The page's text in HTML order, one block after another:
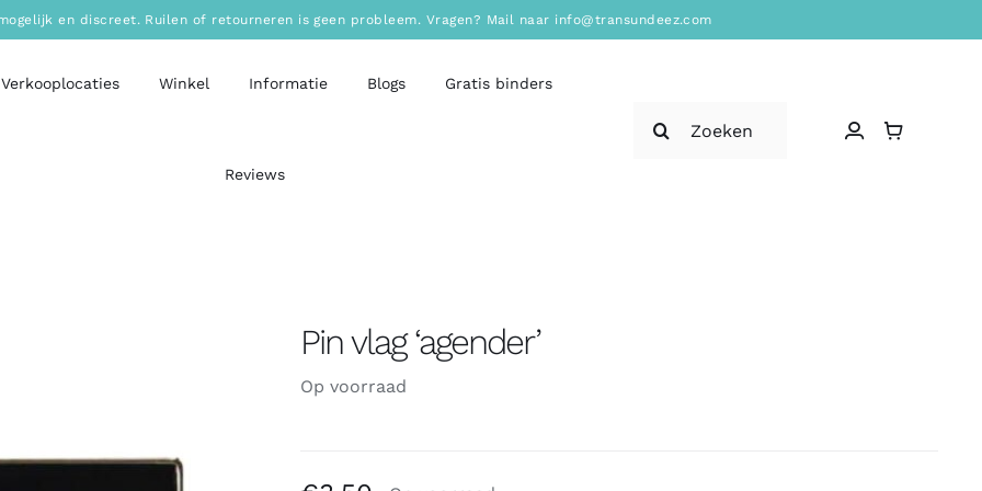
en discreet. Ruilen of retourneren is geen probleem. Vragen? Mail naar info@transundeez.com
Verkooplocaties Winkel Informatie Blogs Gratis binders
Reviews
naar:
Pin vlag ‘agender’
Op voorraad